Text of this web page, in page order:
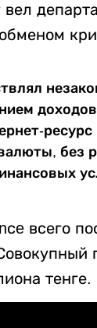
вел
без
всего